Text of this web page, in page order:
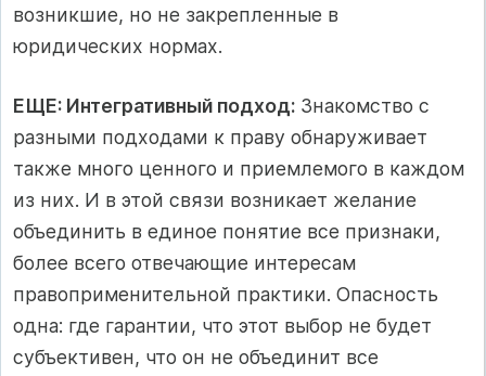
возникшие, но не закрепленные в
юридических нормах.
ЕЩЕ: Интегративный подход: Знакомство с
разными подходами к праву обнаруживает
также много ценного и приемлемого в каждом
из них. И в этой связи возникает желание
объединить в единое понятие все признаки,
более всего отвечающие интересам
правоприменительной практики. Опасность
одна: где гарантии, что этот выбор не будет
субъ­ективен, что он не объединит все